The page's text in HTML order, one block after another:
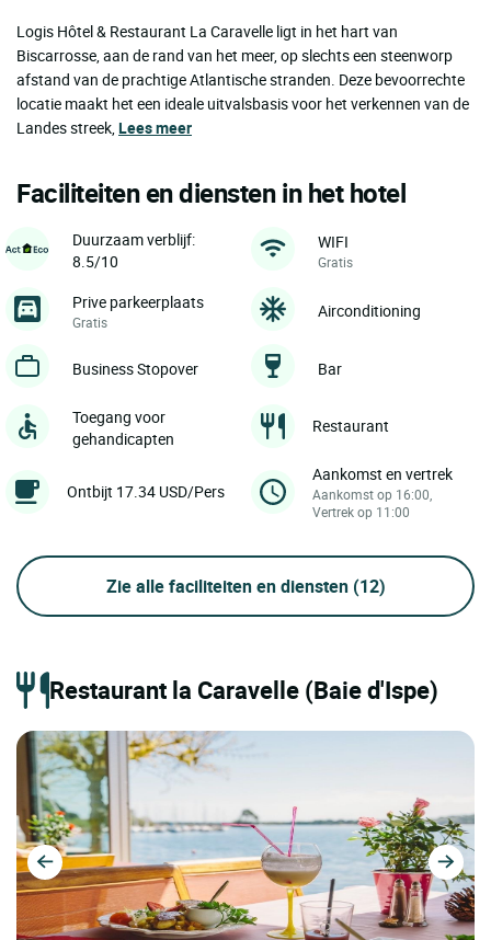
Logis Hôtel & Restaurant La Caravelle ligt in het hart van
Biscarrosse, aan de rand van het meer, op slechts een steenworp
afstand van de prachtige Atlantische stranden. Deze bevoorrechte
locatie maakt het een ideale uitvalsbasis voor het verkennen van de
Landes streek,Lees meer
Faciliteiten en diensten in het hotel
Duurzaam verblijf:
8.5/10
WIFI
Gratis
Prive parkeerplaats
Gratis
Airconditioning
Business Stopover Bar
Toegang voor
gehandicapten
Restaurant
Ontbijt 17.34 USD/Pers
Aankomst en vertrek
Aankomst op 16:00,
Vertrek op 11:00
Zie alle faciliteiten en diensten (12)
Restaurant la Caravelle (Baie d'Ispe)